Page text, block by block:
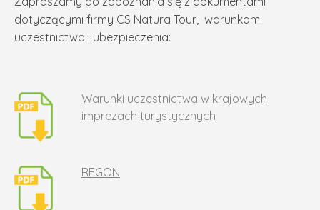
dotyczącymi firmy CS Natura Tour, warunkami
uczestnictwa i ubezpieczenia:
Warunki uczestnictwa w krajowych
imprezach turystycznych
REGON